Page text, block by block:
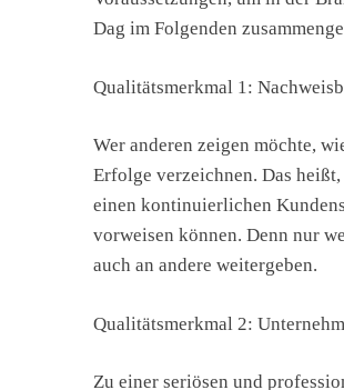
Dag im Folgenden
Qualitätsmerkmal 1:
Wer anderen zeigen möchte,
Erfolge verzeichnen. Das
einen kontinuierlichen
vorweisen können. Denn nur
auch an andere weitergeben.
Qualitätsmerkmal 2:
Zu einer seriösen und